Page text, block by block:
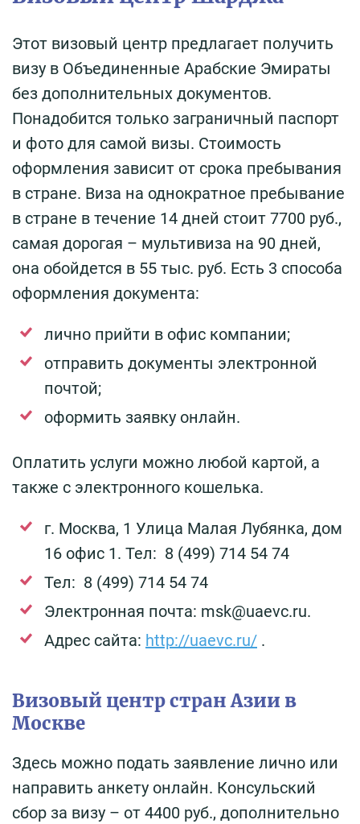
Этот визовый центр предлагает получить
визу в Объединенные Арабские Эмираты
без дополнительных документов.
Понадобится только заграничный паспорт
и фото для самой визы. Стоимость
оформления зависит от срока пребывания
в стране. Виза на однократное пребывание
в стране в течение 14 дней стоит 7700 руб.,
самая дорогая – мультивиза на 90 дней,
она обойдется в 55 тыс. руб. Есть 3 способа
оформления документа:
лично прийти в офис компании;
отправить документы электронной
почтой;
оформить заявку онлайн.
Оплатить услуги можно любой картой, а
также с электронного кошелька.
г. Москва, 1 Улица Малая Лубянка, дом
16 офис 1. Тел: 8 (499) 714 54 74
Тел: 8 (499) 714 54 74
Электронная почта: msk@uaevc.ru.
Адрес сайта: http://uaevc.ru/ .
Визовый центр стран Азии в
Москве
Здесь можно подать заявление лично или
направить анкету онлайн. Консульский
сбор за визу – от 4400 руб., дополнительно